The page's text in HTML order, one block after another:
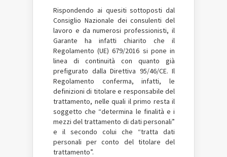
Rispondendo ai quesiti sottoposti dal
Consiglio Nazionale dei consulenti del
lavoro e da numerosi professionisti, il
Garante ha infatti chiarito che il
Regolamento (UE) 679/2016 si pone in
linea di continuità con quanto già
prefigurato dalla Direttiva 95/46/CE. Il
Regolamento conferma, infatti, le
definizioni di titolare e responsabile del
trattamento, nelle quali il primo resta il
soggetto che “determina le finalità e i
mezzi del trattamento di dati personali”
e il secondo colui che “tratta dati
personali per conto del titolare del
trattamento”.